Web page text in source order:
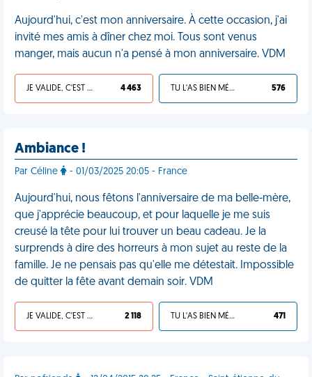
Aujourd'hui, c'est mon anniversaire. À cette occasion, j'ai
invité mes amis à dîner chez moi. Tous sont venus
manger, mais aucun n'a pensé à mon anniversaire. VDM
JE VALIDE, C'EST UNE VDM 4 463 TU L'AS BIEN MÉRITÉ 576
Ambiance !
Par Céline - 01/03/2025 20:05 - France
Aujourd'hui, nous fêtons l'anniversaire de ma belle-mère,
que j'apprécie beaucoup, et pour laquelle je me suis
creusé la tête pour lui trouver un beau cadeau. Je la
surprends à dire des horreurs à mon sujet au reste de la
famille. Je ne pensais pas qu'elle me détestait. Impossible
de quitter la fête avant demain soir. VDM
JE VALIDE, C'EST UNE VDM 2 118 TU L'AS BIEN MÉRITÉ 471